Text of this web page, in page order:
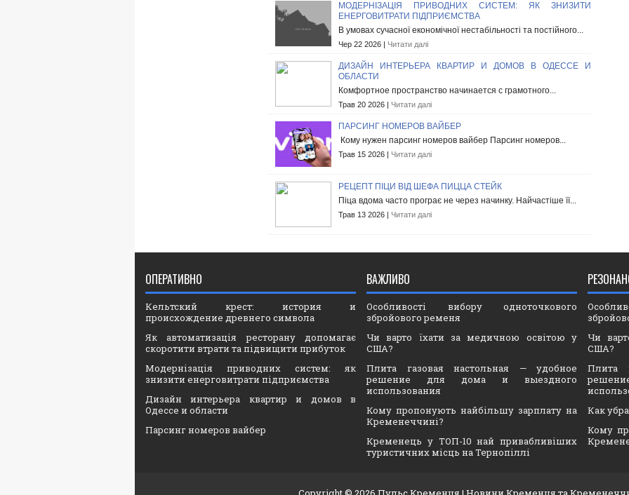
МОДЕРНІЗАЦІЯ ПРИВОДНИХ СИСТЕМ: ЯК ЗНИЗИТИ
ЕНЕРГОВИТРАТИ ПІДПРИЄМСТВА
В умовах сучасної економічної нестабільності та постійного...
Чер 22 2026 | Читати далі
ДИЗАЙН ИНТЕРЬЕРА КВАРТИР И ДОМОВ В ОДЕССЕ И
ОБЛАСТИ
Комфортное пространство начинается с грамотного...
Трав 20 2026 | Читати далі
ПАРСИНГ НОМЕРОВ ВАЙБЕР
Кому нужен парсинг номеров вайбер Парсинг номеров...
Трав 15 2026 | Читати далі
РЕЦЕПТ ПІЦИ ВІД ШЕФА ПИЦЦА СТЕЙК
Піца вдома часто програє не через начинку. Найчастіше її...
Трав 13 2026 | Читати далі
ОПЕРАТИВНО
Кельтский крест: история и
происхождение древнего символа
Як автоматизація ресторану допомагає
скоротити втрати та підвищити прибуток
Модернізація приводних систем: як
знизити енерговитрати підприємства
Дизайн интерьера квартир и домов в
Одессе и области
Парсинг номеров вайбер
ВАЖЛИВО
Особливості вибору одноточкового
збройового ременя
Чи варто їхати за медичною освітою у
США?
Плита газовая настольная — удобное
решение для дома и выездного
использования
Кому пропонують найбільшу зарплату на
Кременеччині?
Кременець у ТОП-10 най привабливіших
туристичних місць на Тернопіллі
Чи
США?
Плита
Как
Кому